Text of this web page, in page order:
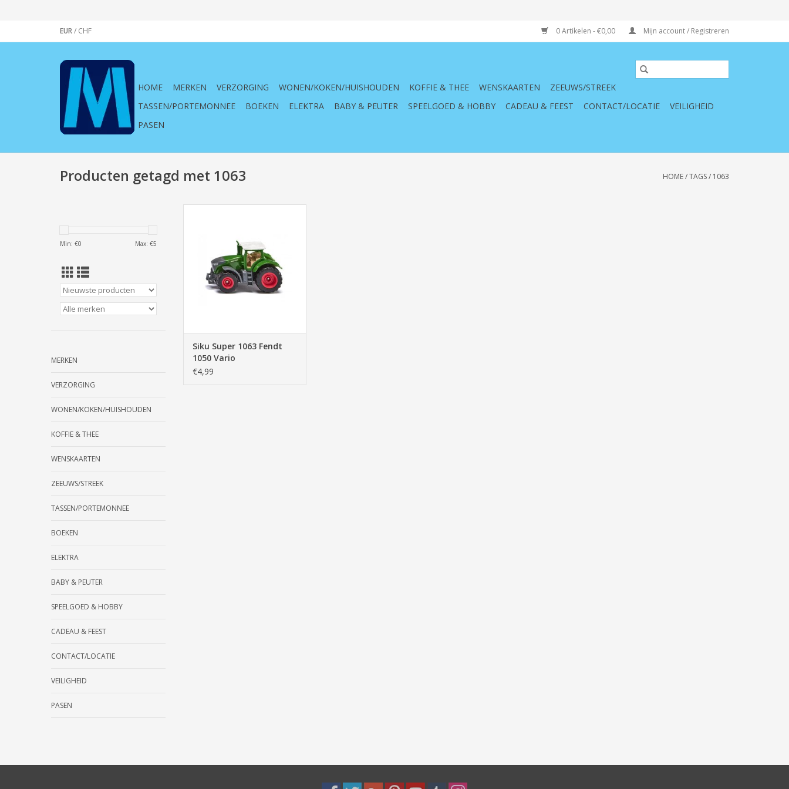
EUR/ CHF 0 Artikelen - €0,00 Mijn account / Registreren
HOME MERKEN VERZORGING WONEN/KOKEN/HUISHOUDEN KOFFIE & THEE WENSKAARTEN
ZEEUWS/STREEK
TASSEN/PORTEMONNEE
BOEKEN ELEKTRA BABY & PEUTER SPEELGOED & HOBBY CADEAU & FEEST CONTACT/LOCATIE
VEILIGHEID
PASEN
Producten getagd met 1063 HOME/TAGS/ 1063
Min: €0 Max: €5
MERKEN
VERZORGING
WONEN/KOKEN/HUISHOUDEN
KOFFIE & THEE
WENSKAARTEN
ZEEUWS/STREEK
TASSEN/PORTEMONNEE
BOEKEN
ELEKTRA
BABY & PEUTER
SPEELGOED & HOBBY
CADEAU & FEEST
CONTACT/LOCATIE
VEILIGHEID
PASEN
TOEVOEGEN AAN WINKELWAGEN
Siku Super 1063 Fendt
1050 Vario
€4,99